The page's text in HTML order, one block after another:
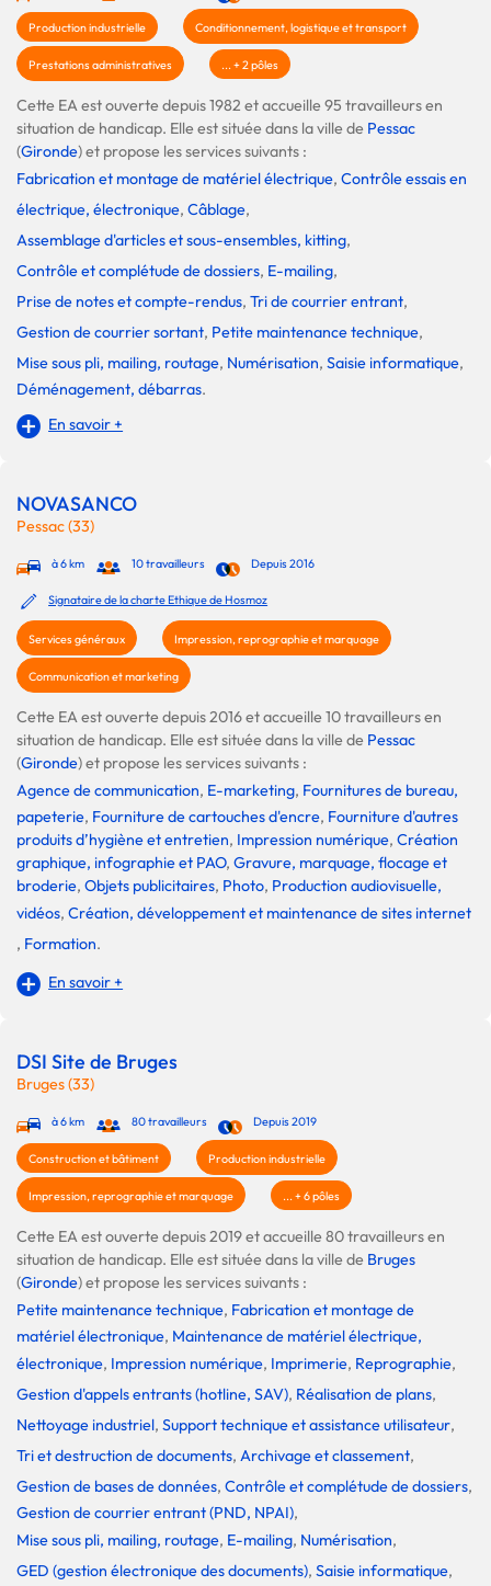
Production industrielle Conditionnement, logistique et transport
Prestations administratives ... + 2 pôles
Cette EA est ouverte depuis 1982 et accueille 95 travailleurs en
situation de handicap. Elle est située dans la ville de Pessac
(Gironde) et propose les services suivants :
Fabrication et montage de matériel électrique, Contrôle essais en
électrique, électronique, Câblage,
Assemblage d'articles et sous-ensembles, kitting,
Contrôle et complétude de dossiers, E-mailing,
Prise de notes et compte-rendus, Tri de courrier entrant,
Gestion de courrier sortant, Petite maintenance technique,
Mise sous pli, mailing, routage, Numérisation, Saisie informatique,
Déménagement, débarras.
En savoir +
NOVASANCO
Pessac (33)
à 6 km 10 travailleurs Depuis 2016
Signataire de la charte Ethique de Hosmoz
Services généraux Impression, reprographie et marquage
Communication et marketing
Cette EA est ouverte depuis 2016 et accueille 10 travailleurs en
situation de handicap. Elle est située dans la ville de Pessac
(Gironde) et propose les services suivants :
Agence de communication, E-marketing, Fournitures de bureau,
papeterie, Fourniture de cartouches d'encre, Fourniture d'autres
produits d’hygiène et entretien, Impression numérique, Création
graphique, infographie et PAO, Gravure, marquage, flocage et
broderie, Objets publicitaires, Photo, Production audiovisuelle,
vidéos, Création, développement et maintenance de sites internet
, Formation.
En savoir +
DSI Site de Bruges
Bruges (33)
à 6 km 80 travailleurs Depuis 2019
Construction et bâtiment Production industrielle
Impression, reprographie et marquage ... + 6 pôles
Cette EA est ouverte depuis 2019 et accueille 80 travailleurs en
situation de handicap. Elle est située dans la ville de Bruges
(Gironde) et propose les services suivants :
Petite maintenance technique, Fabrication et montage de
matériel électronique, Maintenance de matériel électrique,
électronique, Impression numérique, Imprimerie, Reprographie,
Gestion d'appels entrants (hotline, SAV), Réalisation de plans,
Nettoyage industriel, Support technique et assistance utilisateur,
Tri et destruction de documents, Archivage et classement,
Gestion de bases de données, Contrôle et complétude de dossiers,
Gestion de courrier entrant (PND, NPAI),
Mise sous pli, mailing, routage, E-mailing, Numérisation,
GED (gestion électronique des documents), Saisie informatique,